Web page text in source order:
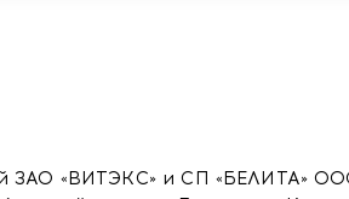
ЗАО «ВИТЭКС» и СП «БЕЛИТА»